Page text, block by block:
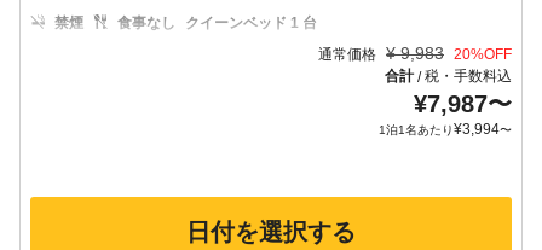
禁煙 食事なし
クイーンベッド 1 台
通常価格 ¥ 9,983 20%OFF
合計/税・手数料込
¥7,987〜
1泊1名あたり¥3,994〜
日付を選択する